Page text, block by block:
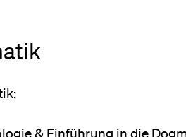
& Einführung in die